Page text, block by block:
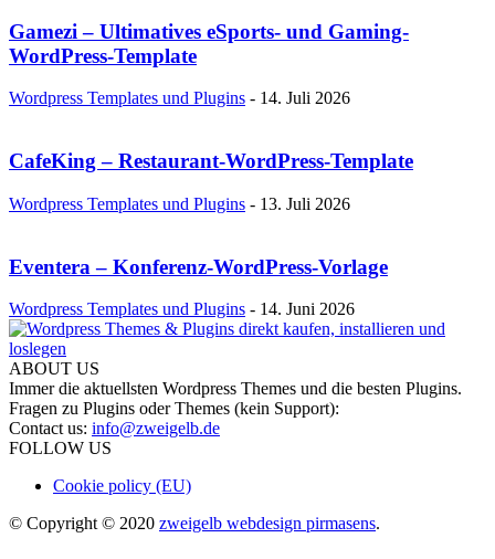
Gamezi – Ultimatives eSports- und Gaming-
WordPress-Template
Wordpress Templates und Plugins - 14. Juli 2026
CafeKing – Restaurant-WordPress-Template
Wordpress Templates und Plugins - 13. Juli 2026
Eventera – Konferenz-WordPress-Vorlage
Wordpress Templates und Plugins - 14. Juni 2026
ABOUT US
Immer die aktuellsten Wordpress Themes und die besten Plugins.
Fragen zu Plugins oder Themes (kein Support):
Contact us: info@zweigelb.de
FOLLOW US
Cookie policy (EU)
© Copyright © 2020 zweigelb webdesign pirmasens.